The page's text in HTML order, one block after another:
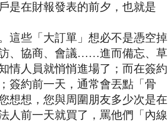
是在財報發表的前夕，也就是
這些「大訂單」想必不是憑空掉
、協商、會議……進而備忘、草
人員就悄悄進場了；而在簽約
簽約前一天，通常會丟點「骨
想想，您與周圍朋友多少次是在
人前一天就買了，罵他們「內線